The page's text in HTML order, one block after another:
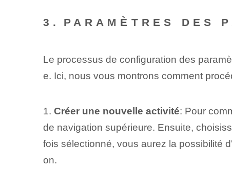
3.⁢PARAMÈTRES DES
Le processus de configuration des
e⁢. Ici⁤, nous vous montrons comment
1. Créer une nouvelle activité: Pour
de navigation supérieure. Ensuite,
fois sélectionné, vous aurez la possibilité
on.